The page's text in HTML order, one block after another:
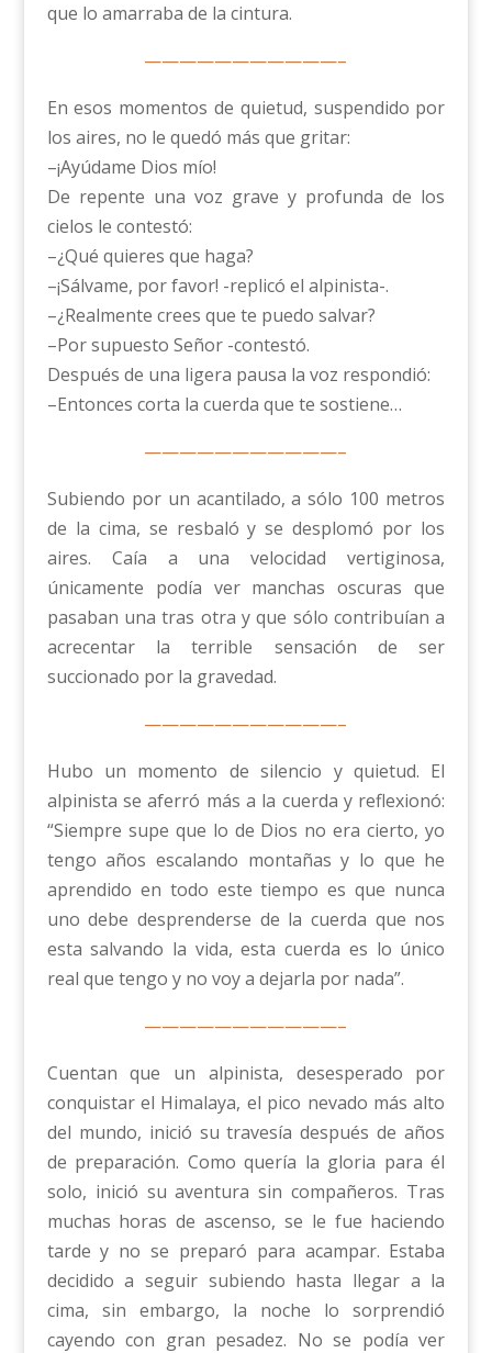
que lo amarraba de la cintura.
———————————–
En esos momentos de quietud, suspendido por
los aires, no le quedó más que gritar:
–¡Ayúdame Dios mío!
De repente una voz grave y profunda de los
cielos le contestó:
–¿Qué quieres que haga?
–¡Sálvame, por favor! -replicó el alpinista-.
–¿Realmente crees que te puedo salvar?
–Por supuesto Señor -contestó.
Después de una ligera pausa la voz respondió:
–Entonces corta la cuerda que te sostiene…
———————————–
Subiendo por un acantilado, a sólo 100 metros
de la cima, se resbaló y se desplomó por los
aires. Caía a una velocidad vertiginosa,
únicamente podía ver manchas oscuras que
pasaban una tras otra y que sólo contribuían a
acrecentar la terrible sensación de ser
succionado por la gravedad.
———————————–
Hubo un momento de silencio y quietud. El
alpinista se aferró más a la cuerda y reflexionó:
“Siempre supe que lo de Dios no era cierto, yo
tengo años escalando montañas y lo que he
aprendido en todo este tiempo es que nunca
uno debe desprenderse de la cuerda que nos
esta salvando la vida, esta cuerda es lo único
real que tengo y no voy a dejarla por nada”.
———————————–
Cuentan que un alpinista, desesperado por
conquistar el Himalaya, el pico nevado más alto
del mundo, inició su travesía después de años
de preparación. Como quería la gloria para él
solo, inició su aventura sin compañeros. Tras
muchas horas de ascenso, se le fue haciendo
tarde y no se preparó para acampar. Estaba
decidido a seguir subiendo hasta llegar a la
cima, sin embargo, la noche lo sorprendió
cayendo con gran pesadez. No se podía ver